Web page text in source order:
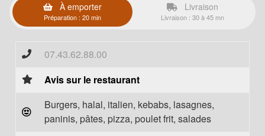
À emporter
Préparation : 20 min
Livraison
Livraison : 30 à 45 mn
07.43.62.88.00
Avis sur le restaurant
Burgers, halal, italien, kebabs, lasagnes,
paninis, pâtes, pizza, poulet frit, salades